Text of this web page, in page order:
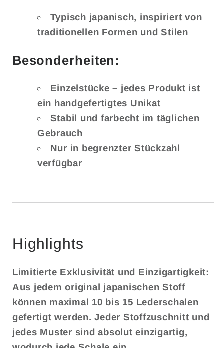
Typisch japanisch, inspiriert von
traditionellen Formen und Stilen
Besonderheiten:
Einzelstücke – jedes Produkt ist
ein handgefertigtes Unikat
Stabil und farbecht im täglichen
Gebrauch
Nur in begrenzter Stückzahl
verfügbar
Highlights
Limitierte Exklusivität und Einzigartigkeit:
Aus jedem original japanischen Stoff
können maximal 10 bis 15 Lederschalen
gefertigt werden. Jeder Stoffzuschnitt und
jedes Muster sind absolut einzigartig,